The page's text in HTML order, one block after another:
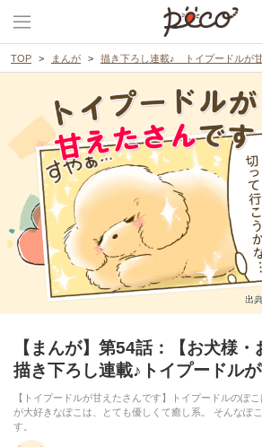
TOP まんが 描き下ろし連載♪ トイプードルが
出
【まんが】第54話：【お犬様
描き下ろし連載♪トイプードル
【トイプードルが甘えたさんです】トイプードルのぽ
が大好きなぽこは、とても優しくて癒し系。 そんなぽ
す。